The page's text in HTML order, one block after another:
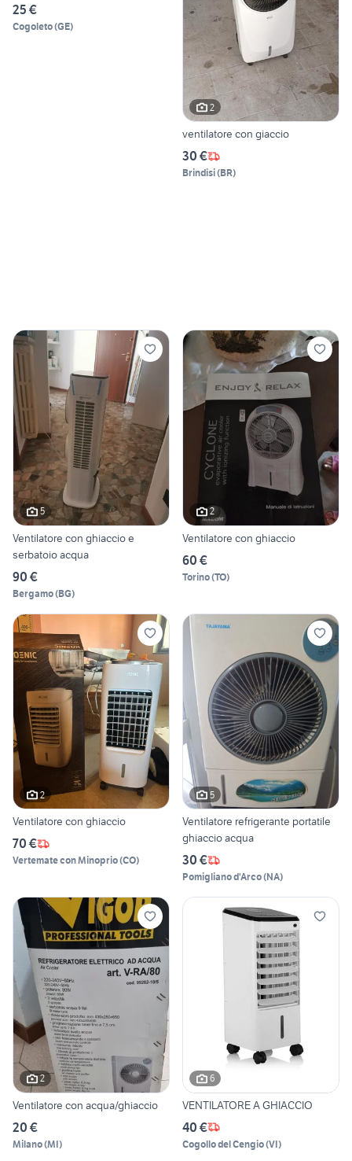
25 €
Cogoleto(GE)
2
ventilatore con giaccio
30 €
Brindisi(BR)
5
Ventilatore con ghiaccio e
serbatoio acqua
90 €
Bergamo(BG)
2
Ventilatore con ghiaccio
60 €
Torino(TO)
2
Ventilatore con ghiaccio
70 €
Vertemate con Minoprio(CO)
5
Ventilatore refrigerante portatile
ghiaccio acqua
30 €
Pomigliano d'Arco(NA)
2
Ventilatore con acqua/ghiaccio
20 €
Milano(MI)
6
VENTILATORE A GHIACCIO
40 €
Cogollo del Cengio(VI)